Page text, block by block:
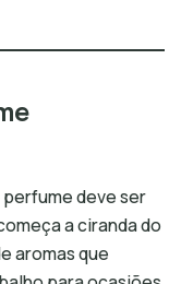
perfume deve ser
a ciranda do
aromas que